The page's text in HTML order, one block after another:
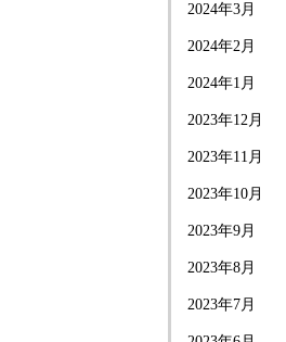
2024年3月
2024年2月
2024年1月
2023年12月
2023年11月
2023年10月
2023年9月
2023年8月
2023年7月